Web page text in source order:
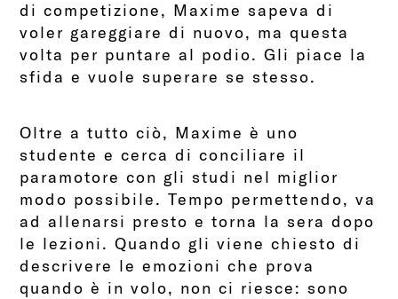
di competizione, Maxime sapeva di
voler gareggiare di nuovo, ma questa
volta per puntare al podio. Gli piace la
sfida e vuole superare se stesso.
Oltre a tutto ciò, Maxime è uno
studente e cerca di conciliare il
paramotore con gli studi nel miglior
modo possibile. Tempo permettendo, va
ad allenarsi presto e torna la sera dopo
le lezioni. Quando gli viene chiesto di
descrivere le emozioni che prova
quando è in volo, non ci riesce: sono